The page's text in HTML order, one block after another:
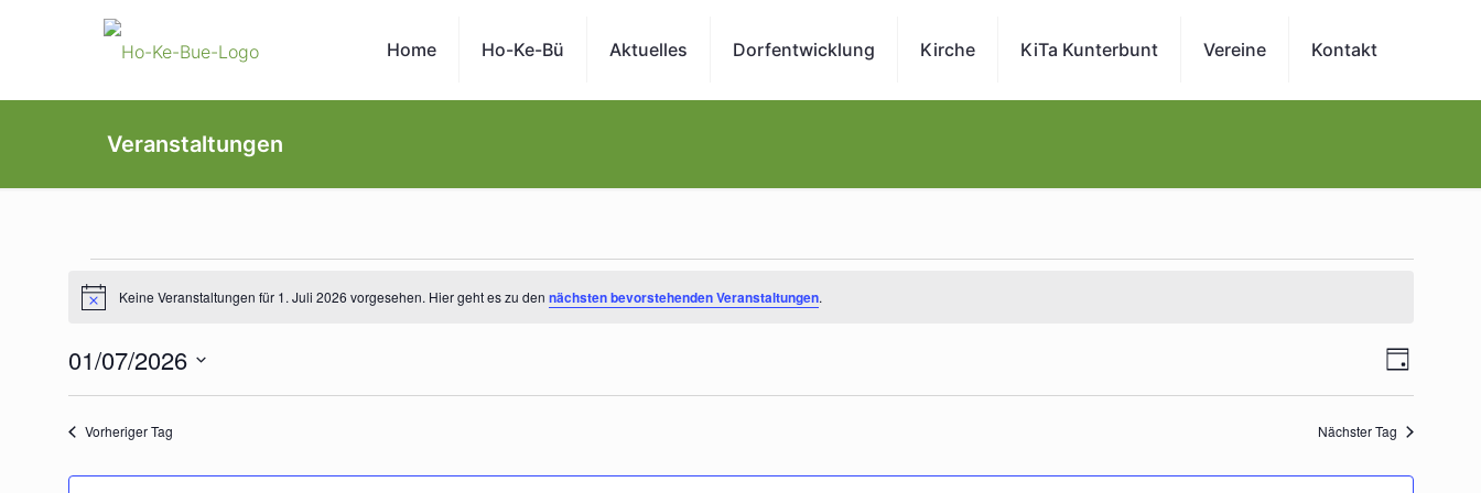
Home Ho-Ke-Bü Aktuelles Dorfentwicklung Kirche KiTa Kunterbunt Vereine Kontakt
Veranstaltungen
Veranstaltungen
für
1.
HinweisKeine Veranstaltungen für 1. Juli 2026 vorgesehen. Hier geht es zu den nächsten bevorstehenden Veranstaltungen.
Tag
01/07/2026
Datum
wählen.
Vorheriger Tag Nächster Tag